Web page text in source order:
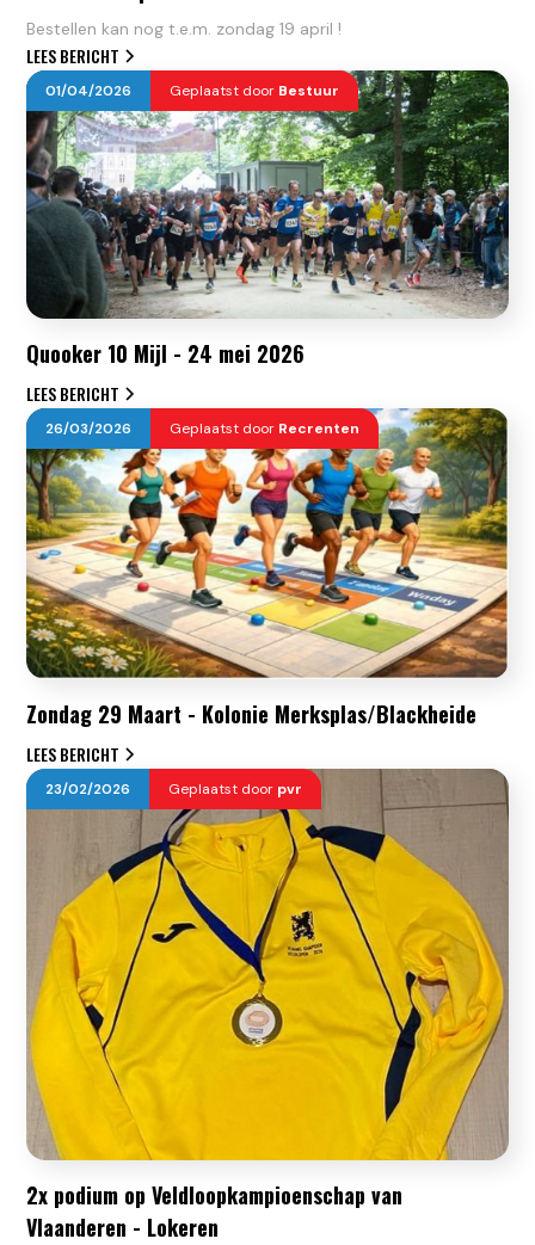
Bestellen kan nog t.e.m. zondag 19 april !
LEES BERICHT
01/04/2026 Geplaatst door Bestuur
Quooker 10 Mijl - 24 mei 2026
LEES BERICHT
26/03/2026 Geplaatst door Recrenten
Zondag 29 Maart - Kolonie Merksplas/Blackheide
LEES BERICHT
23/02/2026 Geplaatst door pvr
2x podium op Veldloopkampioenschap van
Vlaanderen - Lokeren